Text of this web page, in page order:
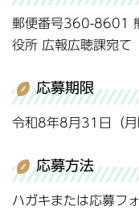
郵便番号360-8601
役所 広報広聴課宛て
応募期限
令和8年8月31日（月
応募方法
ハガキまたは応募フ